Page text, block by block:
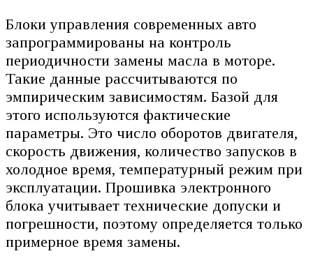
Блоки управления современных авто
запрограммированы на контроль
периодичности замены масла в моторе.
Такие данные рассчитываются по
эмпирическим зависимостям. Базой для
этого используются фактические
параметры. Это число оборотов двигателя,
скорость движения, количество запусков в
холодное время, температурный режим при
эксплуатации. Прошивка электронного
блока учитывает технические допуски и
погрешности, поэтому определяется только
примерное время замены.